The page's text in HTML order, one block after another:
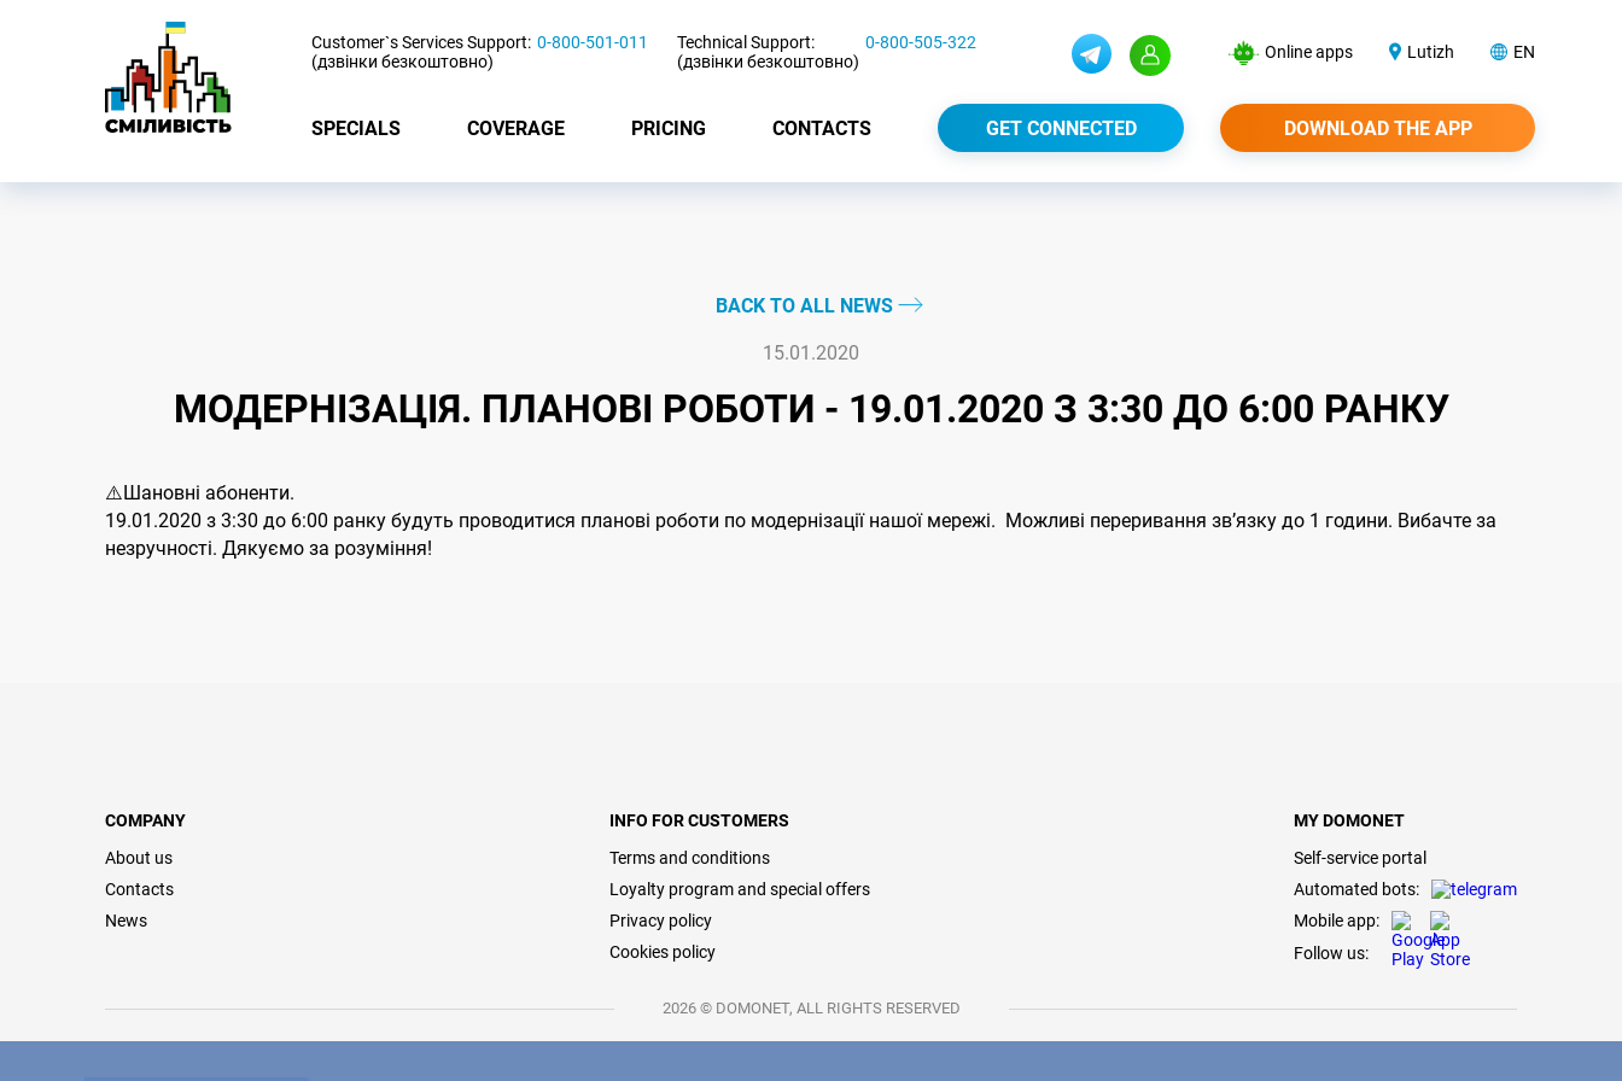
Customer`s Services Support:
(дзвінки безкоштовно)
0-800-501-011
Technical Support:
(дзвінки безкоштовно)
0-800-505-322 Online apps Lutizh EN
SPECIALS COVERAGE PRICING CONTACTS GET CONNECTED DOWNLOAD THE APP
BACK TO ALL NEWS
15.01.2020
МОДЕРНІЗАЦІЯ. ПЛАНОВІ РОБОТИ - 19.01.2020 З 3:30 ДО 6:00 РАНКУ
⚠️Шановні абоненти.
19.01.2020 з 3:30 до 6:00 ранку будуть проводитися планові роботи по модернізації нашої мережі. Можливі переривання звʼязку до 1 години. Вибачте за
незручності. Дякуємо за розуміння!
COMPANY
About us
Contacts
News
INFO FOR CUSTOMERS
Terms and conditions
Loyalty program and special offers
Privacy policy
Cookies policy
MY DOMONET
Self-service portal
Automated bots:
Mobile app:
Follow us:
2026 © DOMONET, ALL RIGHTS RESERVED